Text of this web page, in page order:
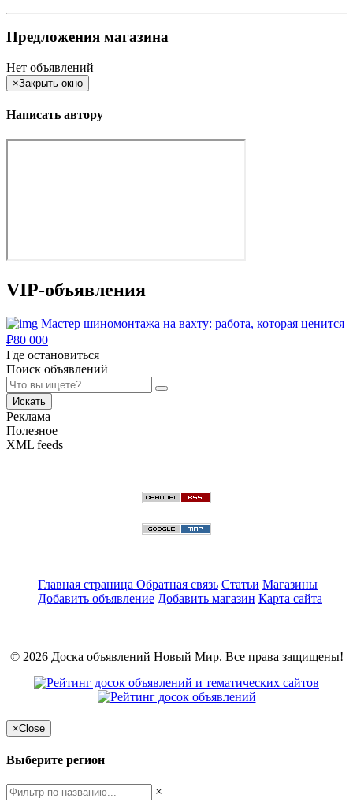
Предложения магазина
Нет объявлений
×Закрыть окно
Написать автору
VIP-объявления
Мастер шиномонтажа на вахту: работа, которая ценится
₽80 000
Где остановиться
Поиск объявлений
Искать
Реклама
Полезное
XML feeds
Главная страница Обратная связь Статьи Магазины
Добавить объявление Добавить магазин Карта сайта
© 2026 Доска объявлений Новый Мир. Все права защищены!
×Close
Выберите регион
×